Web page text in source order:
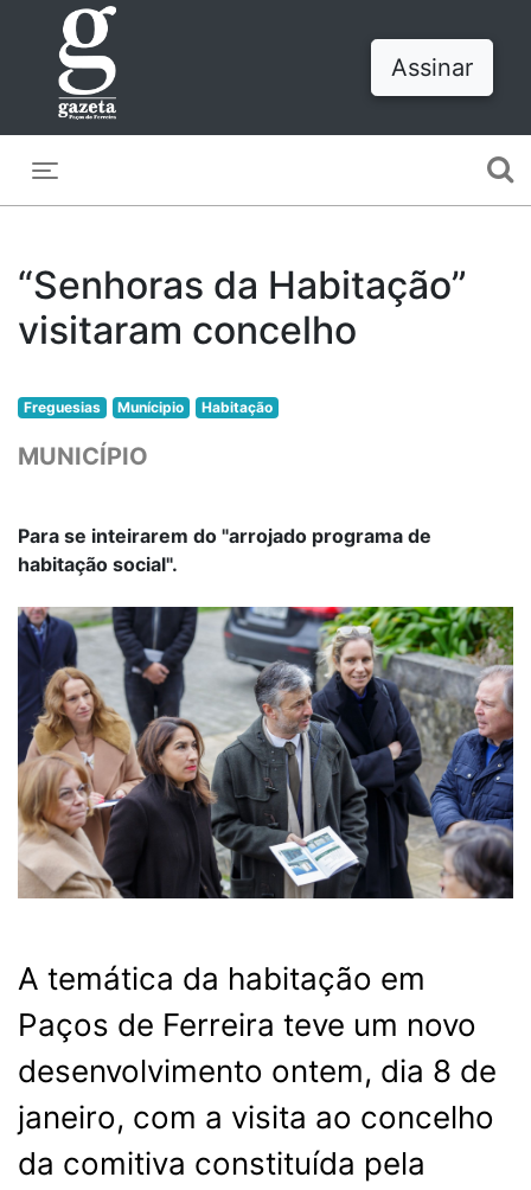
Assinar
“Senhoras da Habitação”
visitaram concelho
Freguesias Munícipio Habitação
MUNICÍPIO
Para se inteirarem do "arrojado programa de
habitação social".
A temática da habitação em
Paços de Ferreira teve um novo
desenvolvimento ontem, dia 8 de
janeiro, com a visita ao concelho
da comitiva constituída pela